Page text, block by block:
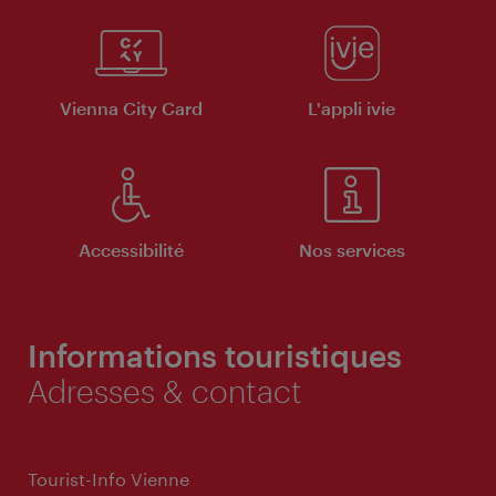
Vienna City Card L'appli ivie
Accessibilité Nos services
Informations touristiques
Adresses & contact
Tourist-Info Vienne